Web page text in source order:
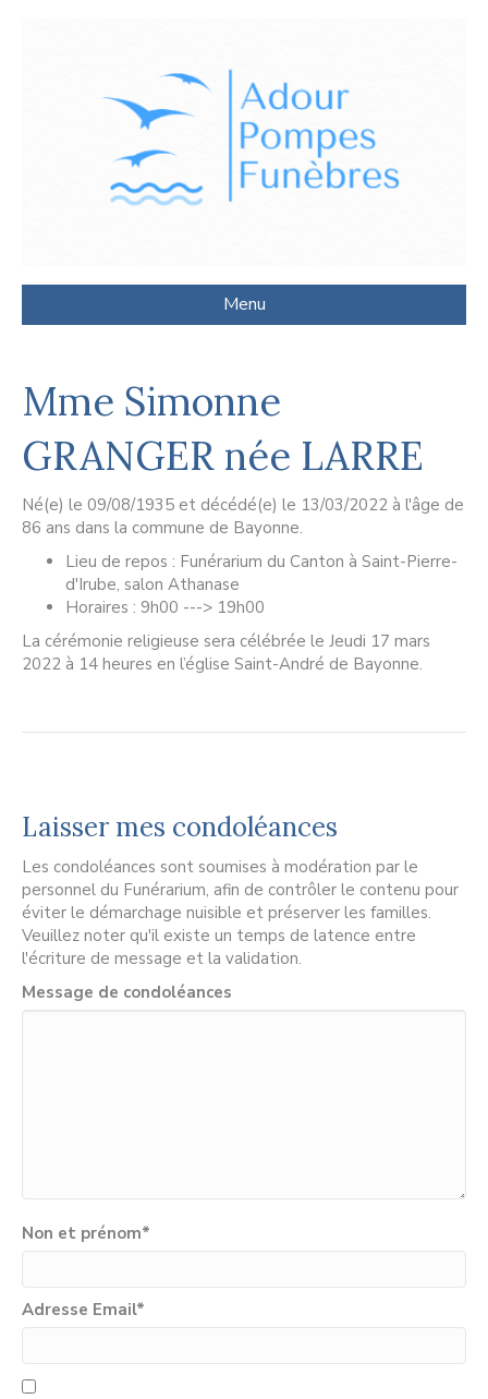
Menu
Mme Simonne
GRANGER née LARRE
Né(e) le 09/08/1935 et décédé(e) le 13/03/2022 à l'âge de
86 ans dans la commune de Bayonne.
Lieu de repos : Funérarium du Canton à Saint-Pierre-
d'Irube, salon Athanase
Horaires : 9h00 ---> 19h00
La cérémonie religieuse sera célébrée le Jeudi 17 mars
2022 à 14 heures en l’église Saint-André de Bayonne.
Laisser mes condoléances
Les condoléances sont soumises à modération par le
personnel du Funérarium, afin de contrôler le contenu pour
éviter le démarchage nuisible et préserver les familles.
Veuillez noter qu'il existe un temps de latence entre
l'écriture de message et la validation.
Message de condoléances
Non et prénom*
Adresse Email*